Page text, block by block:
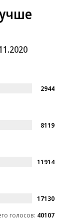
2944
8119
11914
17130
голосов: 40107